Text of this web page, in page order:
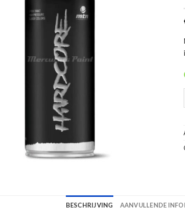
BESCHRIJVING AANVULLENDE